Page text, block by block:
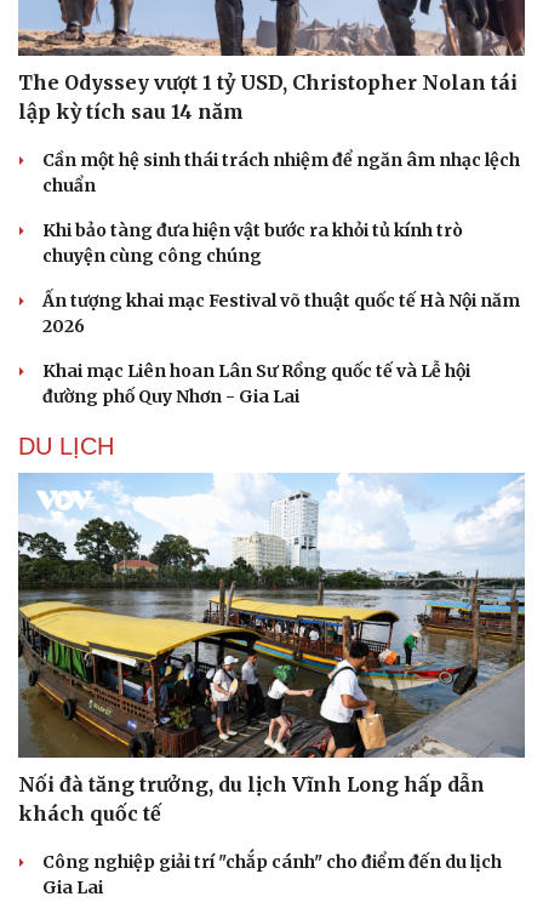
Văn hóa
Sân khấu - Điện ảnh
Văn học
Âm nhạc
Di sản
Giải trí
Nghệ sĩ
Thời trang
Sao Việt
The Odyssey vượt 1 tỷ USD, Christopher Nolan tái
lập kỳ tích sau 14 năm
Cần một hệ sinh thái trách nhiệm để ngăn âm nhạc lệch
chuẩn
Khi bảo tàng đưa hiện vật bước ra khỏi tủ kính trò
chuyện cùng công chúng
Ấn tượng khai mạc Festival võ thuật quốc tế Hà Nội năm
2026
Khai mạc Liên hoan Lân Sư Rồng quốc tế và Lễ hội
đường phố Quy Nhơn - Gia Lai
DU LỊCH
Nối đà tăng trưởng, du lịch Vĩnh Long hấp dẫn
khách quốc tế
Công nghiệp giải trí "chắp cánh" cho điểm đến du lịch
Gia Lai